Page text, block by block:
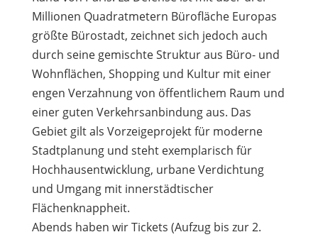
Millionen Quadratmetern Bürofläche Europas
größte Bürostadt, zeichnet sich jedoch auch
durch seine gemischte Struktur aus Büro- und
Wohnflächen, Shopping und Kultur mit einer
engen Verzahnung von öffentlichem Raum und
einer guten Verkehrsanbindung aus. Das
Gebiet gilt als Vorzeigeprojekt für moderne
Stadtplanung und steht exemplarisch für
Hochhausentwicklung, urbane Verdichtung
und Umgang mit innerstädtischer
Flächenknappheit.
Abends haben wir Tickets (Aufzug bis zur 2.